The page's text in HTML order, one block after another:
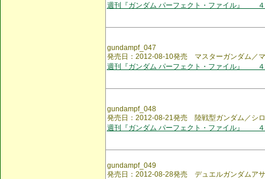
週刊『ガンダム パーフェクト・ファイル』
gundampf_047
発売日：2012-08-10発売 マスターガンダム／
週刊『ガンダム パーフェクト・ファイル』
gundampf_048
発売日：2012-08-21発売 陸戦型ガンダム／シ
週刊『ガンダム パーフェクト・ファイル』
gundampf_049
発売日：2012-08-28発売 デュエルガンダムア